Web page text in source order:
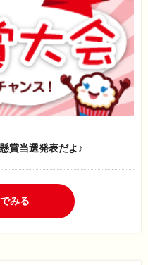
賞当選発表だよ♪
みる